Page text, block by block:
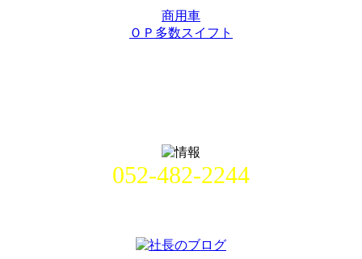
商用車
ＯＰ多数スイフト
052-482-2244